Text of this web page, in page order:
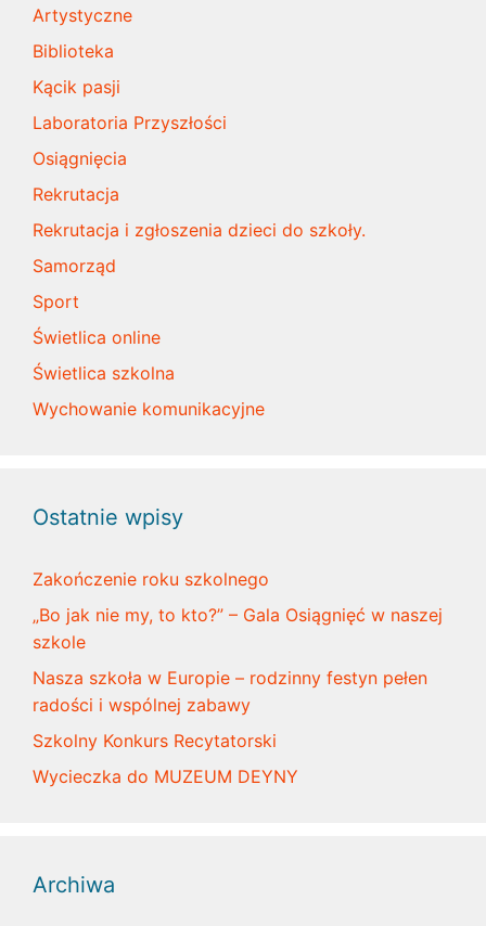
Artystyczne
Biblioteka
Kącik pasji
Laboratoria Przyszłości
Osiągnięcia
Rekrutacja
Rekrutacja i zgłoszenia dzieci do szkoły.
Samorząd
Sport
Świetlica online
Świetlica szkolna
Wychowanie komunikacyjne
Ostatnie wpisy
Zakończenie roku szkolnego
„Bo jak nie my, to kto?” – Gala Osiągnięć w naszej
szkole
Nasza szkoła w Europie – rodzinny festyn pełen
radości i wspólnej zabawy
Szkolny Konkurs Recytatorski
Wycieczka do MUZEUM DEYNY
Archiwa